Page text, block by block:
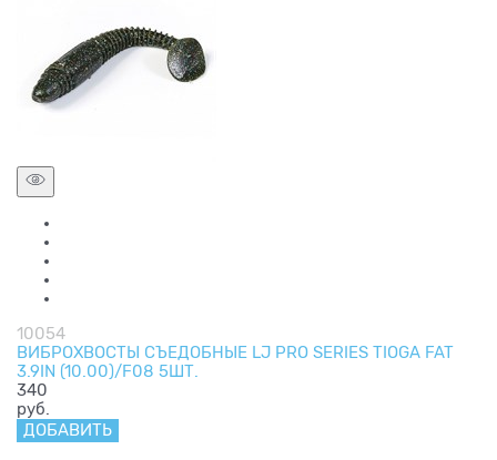
10054
ВИБРОХВОСТЫ СЪЕДОБНЫЕ LJ PRO SERIES TIOGA FAT
3.9IN (10.00)/F08 5ШТ.
340
руб.
ДОБАВИТЬ